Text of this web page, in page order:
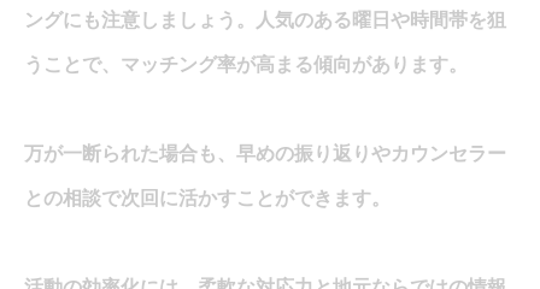
ングにも注意しましょう。人気のある曜日や時間帯を狙
うことで、マッチング率が高まる傾向があります。
万が一断られた場合も、早めの振り返りやカウンセラー
との相談で次回に活かすことができます。